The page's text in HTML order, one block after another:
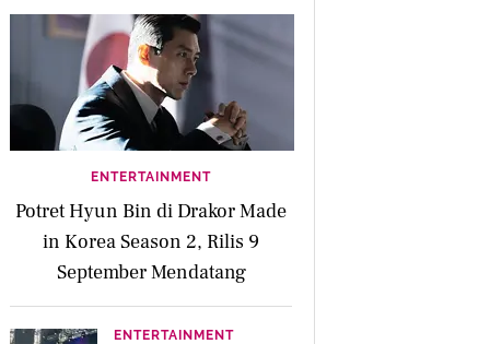
ENTERTAINMENT
Potret Hyun Bin di Drakor Made
in Korea Season 2, Rilis 9
September Mendatang
ENTERTAINMENT